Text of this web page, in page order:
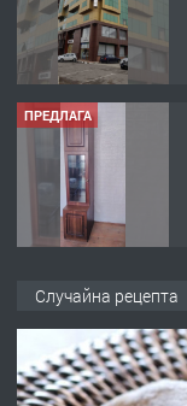
ПРЕДЛАГА
Случайна рецепта